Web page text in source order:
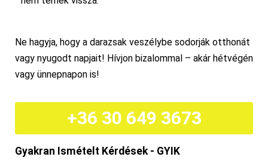
Ne hagyja, hogy a darazsak veszélybe sodorják otthonát
vagy nyugodt napjait! Hívjon bizalommal – akár hétvégén
vagy ünnepnapon is!
+36 30 649 3673
Gyakran Ismételt Kérdések - GYIK